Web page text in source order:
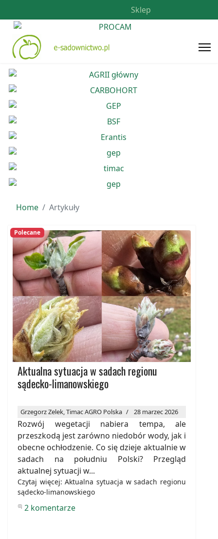
Sklep
Home Artykuły
Polecane
Aktualna sytuacja w sadach regionu
sądecko-limanowskiego
Grzegorz Zelek, Timac AGRO Polska 28 marzec 2026
Rozwój wegetacji nabiera tempa, ale
przeszkodą jest zarówno niedobór wody, jak i
obecne ochłodzenie. Co się dzieje aktualnie w
sadach na południu Polski? Przegląd
aktualnej sytuacji w...
Czytaj więcej: Aktualna sytuacja w sadach regionu
sądecko-limanowskiego
2 komentarze